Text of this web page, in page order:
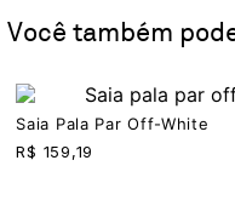
Você também
Saia Pala Par Off-White
R$ 159,19